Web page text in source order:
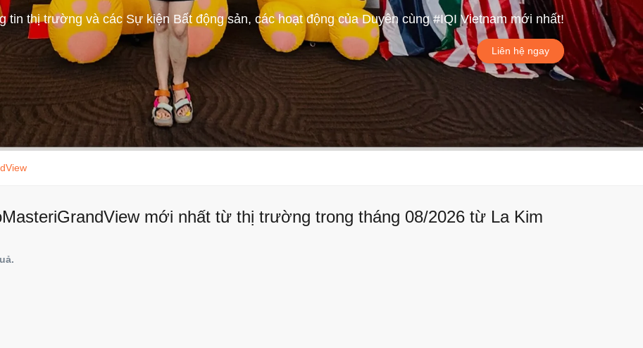
tin thị trường và các Sự kiện Bất động sản, các hoạt động của Duyên cùng #IQI Vietnam mới nhất!
Liên hệ ngay
mới nhất từ thị trường trong tháng 08/2026 từ La Kim